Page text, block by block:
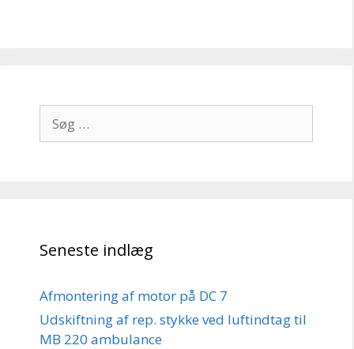
efter:
Seneste indlæg
Afmontering af motor på DC 7
Udskiftning af rep. stykke ved luftindtag til
MB 220 ambulance